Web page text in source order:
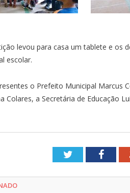
levou para casa um tablete e os
escolar.
o Prefeito Municipal Marcus
Colares, a Secretária de Educação
Twitter